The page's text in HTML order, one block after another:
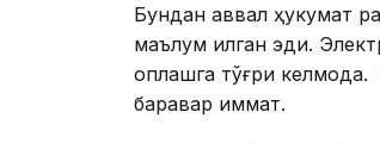
Бундан аввал ҳукумат
маълум қилган эди.
қоплашга тўғри
баравар қиммат.